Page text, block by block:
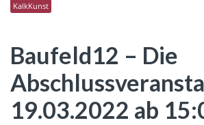
KalkKunst
Baufeld12 – Die
19.03.2022 ab